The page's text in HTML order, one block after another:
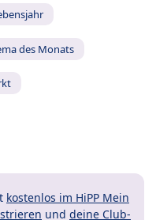
des Monats
kostenlos im HiPP Mein
und deine Club-